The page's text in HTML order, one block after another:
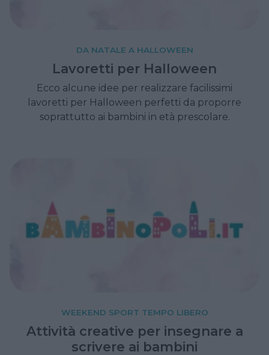
DA NATALE A HALLOWEEN
Lavoretti per Halloween
Ecco alcune idee per realizzare facilissimi
lavoretti per Halloween perfetti da proporre
soprattutto ai bambini in età prescolare.
WEEKEND SPORT TEMPO LIBERO
Attività creative per insegnare a
scrivere ai bambini